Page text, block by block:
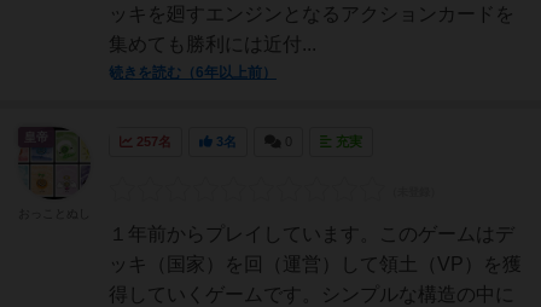
ッキを廻すエンジンとなるアクションカードを
集めても勝利には近付...
続きを読む（6年以上前）
257名 3名 充実
１年前からプレイしています。このゲームはデ
ッキ（国家）を回（運営）して領土（VP）を獲
得していくゲームです。シンプルな構造の中に
皇帝